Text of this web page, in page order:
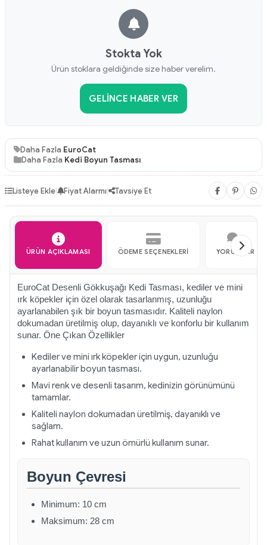
Stokta Yok
Ürün stoklara geldiğinde size haber verelim.
GELINCE HABER VER
Daha Fazla EuroCat
Daha Fazla Kedi Boyun Tasması
Listeye Ekle| Fiyat Alarmı| Tavsiye Et
ÜRÜN AÇIKLAMASI ÖDEME SEÇENEKLERI YORUMLAR
EuroCat Desenli Gökkuşağı Kedi Tasması, kediler ve mini
ırk köpekler için özel olarak tasarlanmış, uzunluğu
ayarlanabilen şık bir boyun tasmasıdır. Kaliteli naylon
dokumadan üretilmiş olup, dayanıklı ve konforlu bir kullanım
sunar. Öne Çıkan Özellikler
Kediler ve mini ırk köpekler için uygun, uzunluğu
ayarlanabilir boyun tasması.
Mavi renk ve desenli tasarım, kedinizin görünümünü
tamamlar.
Kaliteli naylon dokumadan üretilmiş, dayanıklı ve
sağlam.
Rahat kullanım ve uzun ömürlü kullanım sunar.
Boyun Çevresi
Minimum: 10 cm
Maksimum: 28 cm